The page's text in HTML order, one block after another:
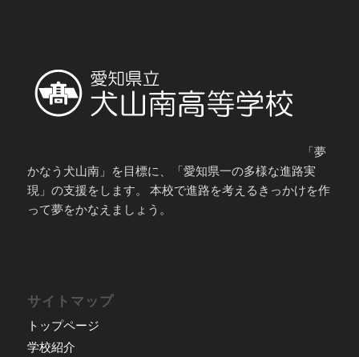
「夢
かなう犬山南」を目標に、「愛知県一の多様な進路実
現」の支援をします。 本校で進路を考えるきっかけを作
って夢をかなえましょう。
サイトマップ
トップページ
学校紹介